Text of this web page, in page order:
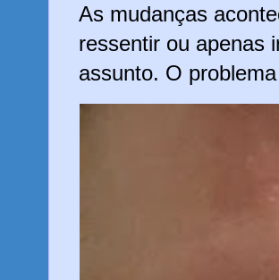
As mudanças
ressentir ou apenas
assunto. O